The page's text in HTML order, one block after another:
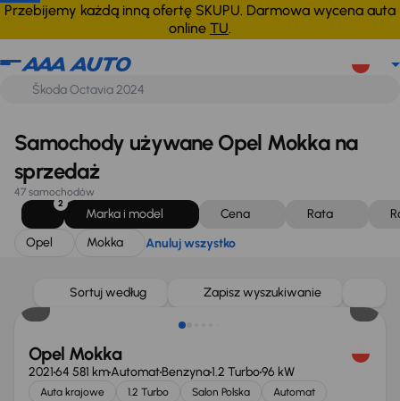
Przebijemy każdą inną ofertę SKUPU. Darmowa wycena auta
online TU.
Opel Mokka Anuluj wszystko
Samochody używane Opel Mokka na
sprzedaż
47 samochodów
2
Marka i model Cena Rata
Opel
Mokka Anuluj wszystko
Sortuj według Zapisz wyszukiwanie
Taniej o 2 000 zł
Opel Mokka
202164 581 kmAutomatBenzyna1.2 Turbo96 kW
Auta krajowe 1.2 Turbo Salon Polska
Automat